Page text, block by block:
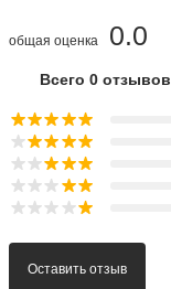
0.0
общая оценка
Всего 0 отзывов
Оставить отзыв